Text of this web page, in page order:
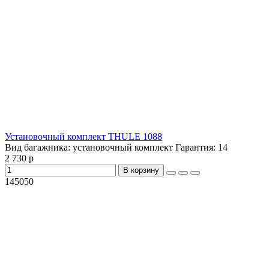
Установочный комплект THULE 1088
Вид багажника: установочный комплект Гарантия: 14
2 730 р
В корзину
145050